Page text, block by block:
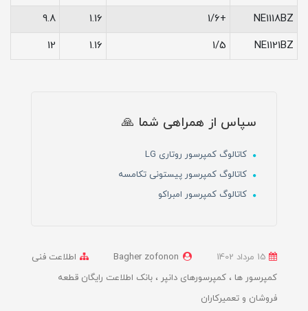
NE1118BZ
+1/6
1.16
9.8
NE1121BZ
1/5
1.16
12
سپاس از همراهی شما 🙏
کاتالوگ کمپرسور روتاری LG
کاتالوگ کمپرسور پیستونی تکامسه
کاتالوگ کمپرسور امبراکو
Bagher zofonon
اطلاعت فنی
کمپرسور ها
کمپرسورهای دانپر
بانک اطلاعت رایگان قطعه
فروشان و تعمیرکاران